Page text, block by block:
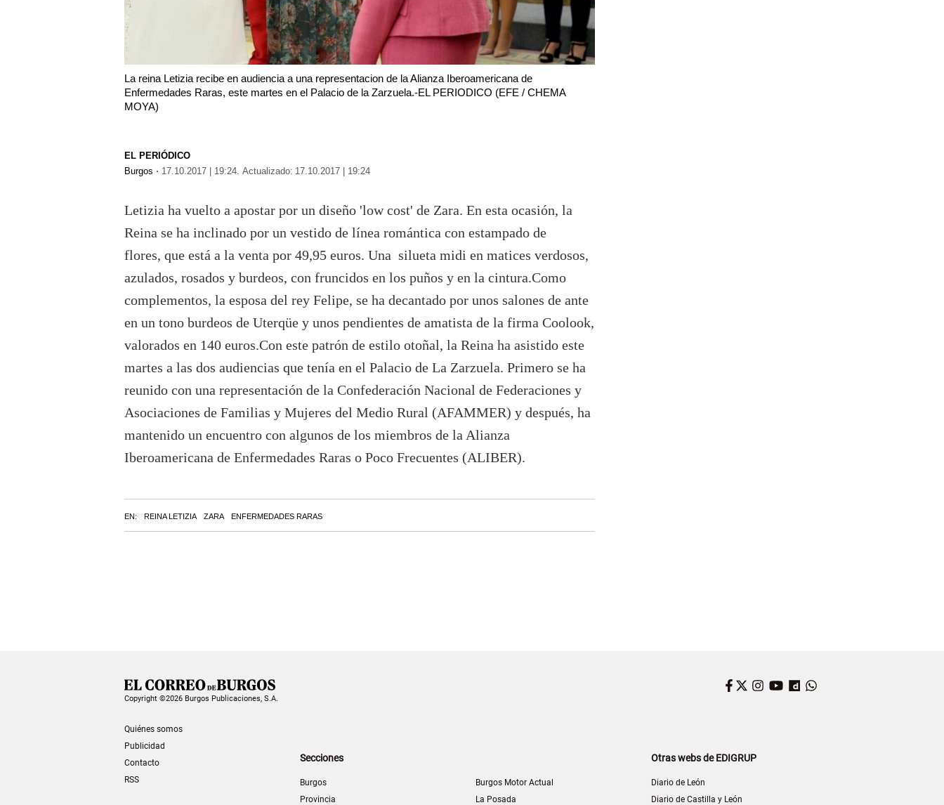
La reina Letizia recibe en audiencia a una representacion de la Alianza Iberoamericana de
Enfermedades Raras, este martes en el Palacio de la Zarzuela.-EL PERIODICO (EFE / CHEMA
MOYA)
EL PERIÓDICO
Burgos
17.10.2017 | 19:24 Actualizado: 17.10.2017 | 19:24
EN: REINA LETIZIA ZARA ENFERMEDADES RARAS
Letizia ha vuelto a apostar por un diseño 'low cost' de Zara. En esta ocasión, la
Reina se ha inclinado por un vestido de línea romántica con estampado de
flores, que está a la venta por 49,95 euros. Una silueta midi en matices verdosos,
azulados, rosados y burdeos, con fruncidos en los puños y en la cintura.Como
complementos, la esposa del rey Felipe, se ha decantado por unos salones de ante
en un tono burdeos de Uterqüe y unos pendientes de amatista de la firma Coolook,
valorados en 140 euros.Con este patrón de estilo otoñal, la Reina ha asistido este
martes a las dos audiencias que tenía en el Palacio de La Zarzuela. Primero se ha
reunido con una representación de la Confederación Nacional de Federaciones y
Asociaciones de Familias y Mujeres del Medio Rural (AFAMMER) y después, ha
mantenido un encuentro con algunos de los miembros de la Alianza
Iberoamericana de Enfermedades Raras o Poco Frecuentes (ALIBER).
Copyright ©2026 Burgos Publicaciones, S.A.
Quiénes somos
Publicidad
Contacto
RSS
Facebook
TwitterInstagram
YouTubeDailymotion
Secciones
Burgos
Provincia
Burgos Motor Actual
La Posada
Otras webs de EDIGRUP
Diario de León
Diario de Castilla y León